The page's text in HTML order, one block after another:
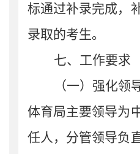
标通过补录完成，
录取的考生。
七、 工作要求
（一）强化领
体育局主要领导为
任人，分管领导负